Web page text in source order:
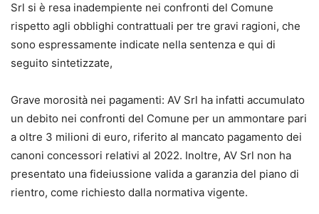
Srl si è resa inadempiente nei confronti del Comune
rispetto agli obblighi contrattuali per tre gravi ragioni, che
sono espressamente indicate nella sentenza e qui di
seguito sintetizzate,
Grave morosità nei pagamenti: AV Srl ha infatti accumulato
un debito nei confronti del Comune per un ammontare pari
a oltre 3 milioni di euro, riferito al mancato pagamento dei
canoni concessori relativi al 2022. Inoltre, AV Srl non ha
presentato una fideiussione valida a garanzia del piano di
rientro, come richiesto dalla normativa vigente.